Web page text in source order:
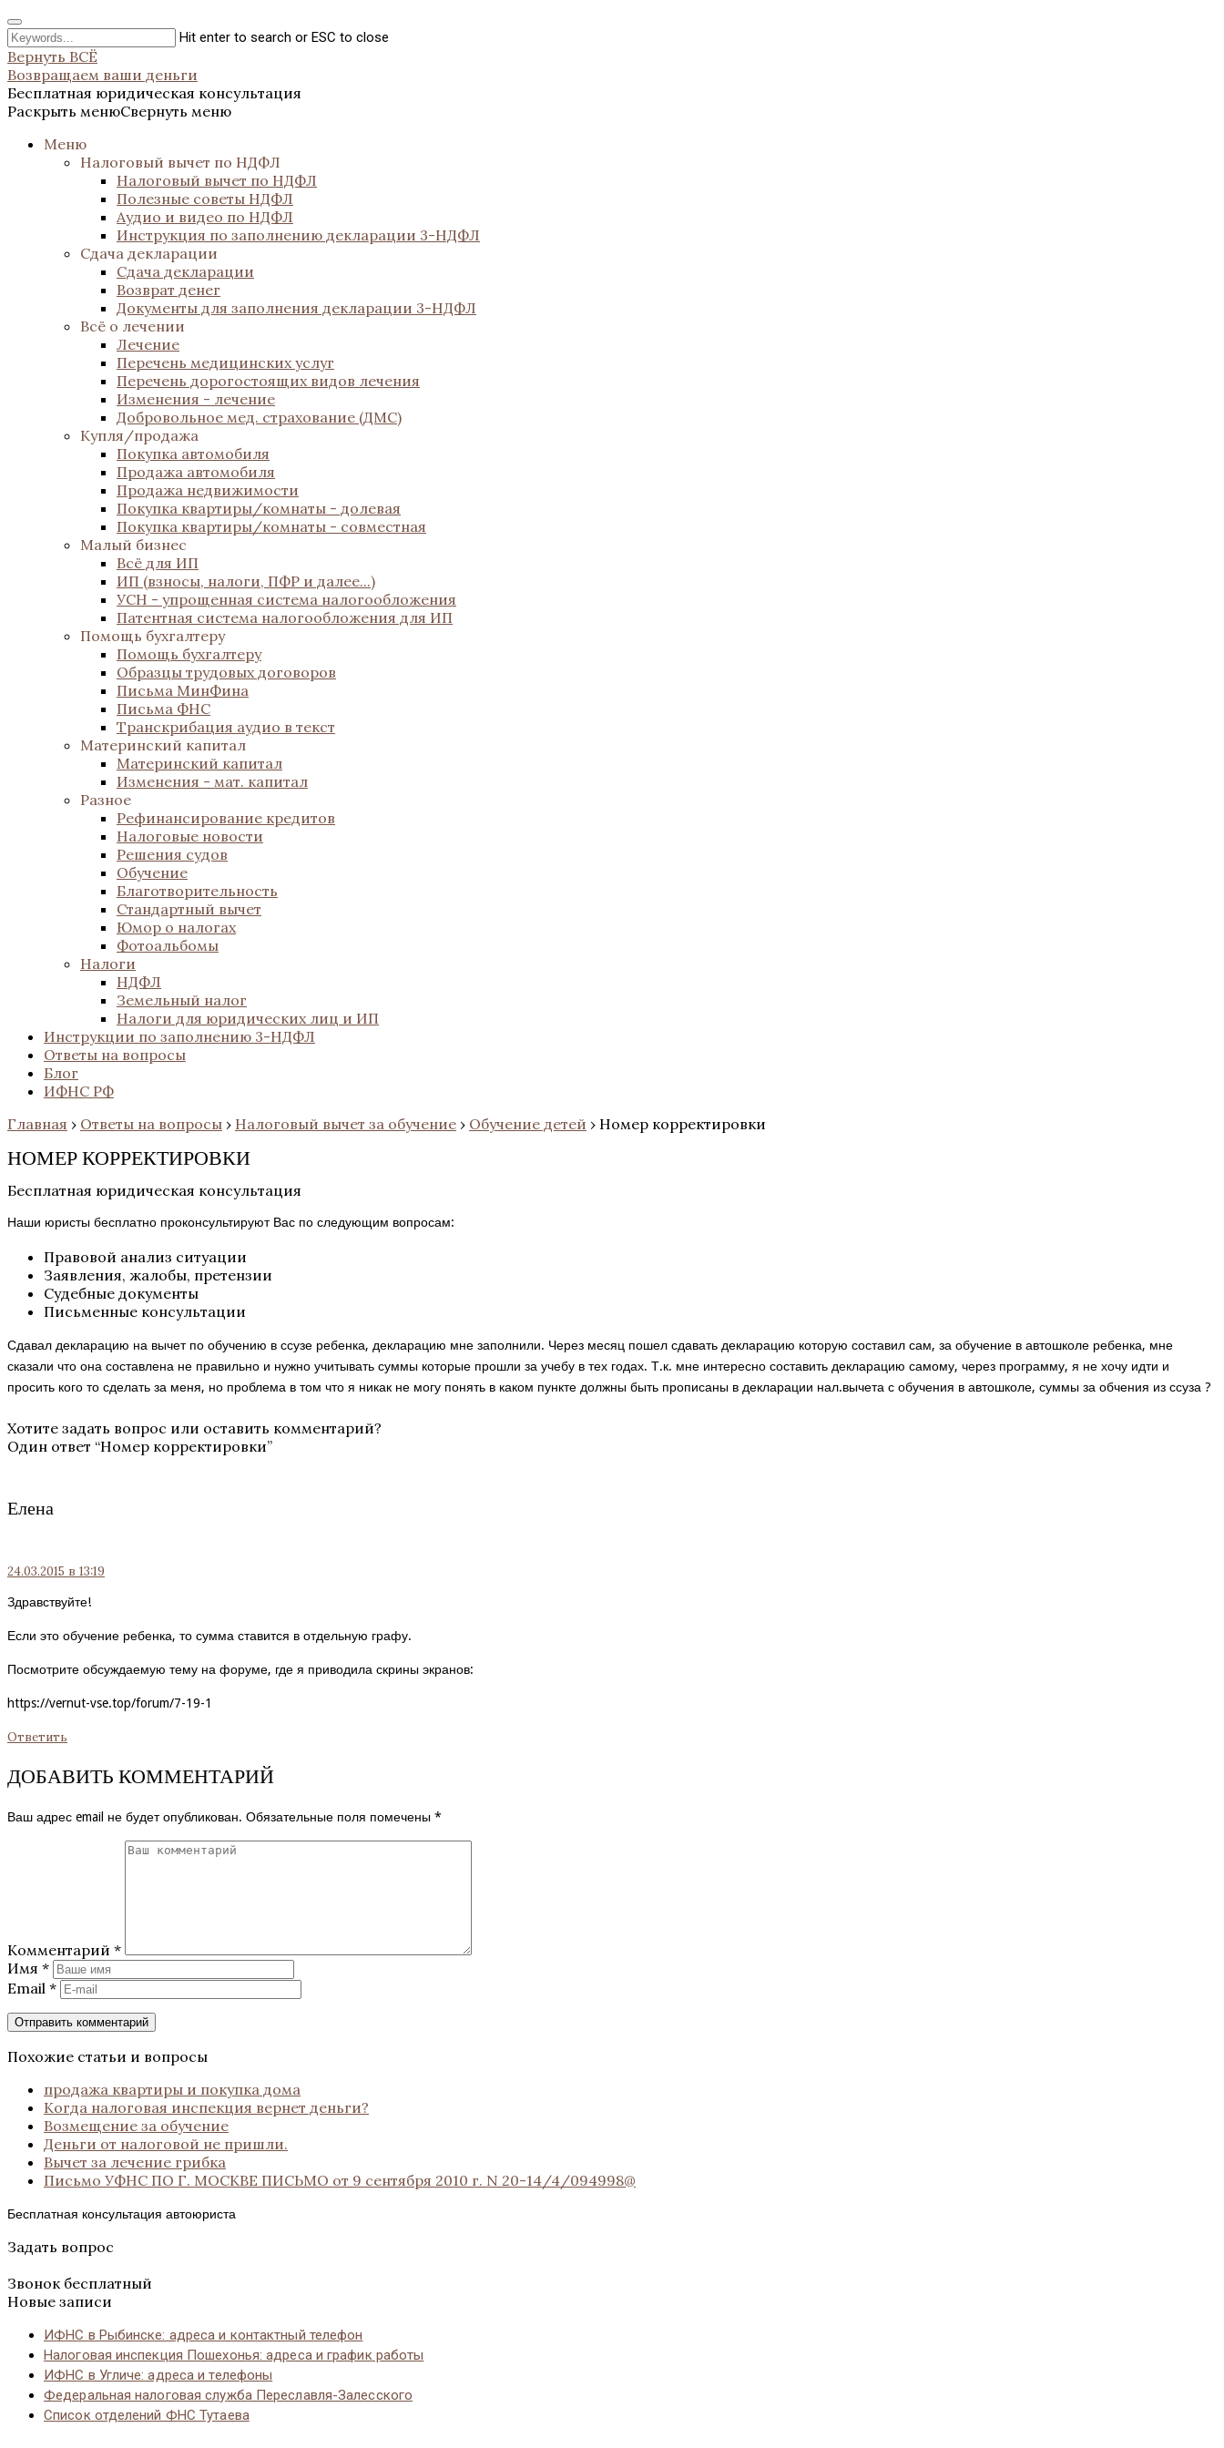
Hit enter to search or ESC to close
Вернуть ВСЁ
Возвращаем ваши деньги
Бесплатная юридическая консультация
Раскрыть менюСвернуть меню
Меню
Налоговый вычет по НДФЛ
Налоговый вычет по НДФЛ
Полезные советы НДФЛ
Аудио и видео по НДФЛ
Инструкция по заполнению декларации 3-НДФЛ
Сдача декларации
Сдача декларации
Возврат денег
Документы для заполнения декларации 3-НДФЛ
Всё о лечении
Лечение
Перечень медицинских услуг
Перечень дорогостоящих видов лечения
Изменения - лечение
Добровольное мед. страхование (ДМС)
Купля/продажа
Покупка автомобиля
Продажа автомобиля
Продажа недвижимости
Покупка квартиры/комнаты - долевая
Покупка квартиры/комнаты - совместная
Малый бизнес
Всё для ИП
ИП (взносы, налоги, ПФР и далее...)
УСН - упрощенная система налогообложения
Патентная система налогообложения для ИП
Помощь бухгалтеру
Помощь бухгалтеру
Образцы трудовых договоров
Письма МинФина
Письма ФНС
Транскрибация аудио в текст
Материнский капитал
Материнский капитал
Изменения - мат. капитал
Разное
Рефинансирование кредитов
Налоговые новости
Решения судов
Обучение
Благотворительность
Стандартный вычет
Юмор о налогах
Фотоальбомы
Налоги
НДФЛ
Земельный налог
Налоги для юридических лиц и ИП
Инструкции по заполнению 3-НДФЛ
Ответы на вопросы
Блог
ИФНС РФ
Главная › Ответы на вопросы › Налоговый вычет за обучение › Обучение детей › Номер корректировки
НОМЕР КОРРЕКТИРОВКИ
Бесплатная юридическая консультация
Наши юристы бесплатно проконсультируют Вас по следующим вопросам:
Правовой анализ ситуации
Заявления, жалобы, претензии
Судебные документы
Письменные консультации
Сдавал декларацию на вычет по обучению в ссузе ребенка, декларацию мне заполнили. Через месяц пошел сдавать декларацию которую составил сам, за обучение в автошколе ребенка, мне
сказали что она составлена не правильно и нужно учитывать суммы которые прошли за учебу в тех годах. Т.к. мне интересно составить декларацию самому, через программу, я не хочу идти и
просить кого то сделать за меня, но проблема в том что я никак не могу понять в каком пункте должны быть прописаны в декларации нал.вычета с обучения в автошколе, суммы за обчения из ссуза ?
Хотите задать вопрос или оставить комментарий?
Один ответ “Номер корректировки”
Елена
24.03.2015 в 13:19
Здравствуйте!
Если это обучение ребенка, то сумма ставится в отдельную графу.
Посмотрите обсуждаемую тему на форуме, где я приводила скрины экранов:
https://vernut-vse.top/forum/7-19-1
Ответить
ДОБАВИТЬ КОММЕНТАРИЙ
Ваш адрес email не будет опубликован. Обязательные поля помечены *
Комментарий *
Имя *
Email *
Похожие статьи и вопросы
продажа квартиры и покупка дома
Когда налоговая инспекция вернет деньги?
Возмещение за обучение
Деньги от налоговой не пришли.
Вычет за лечение грибка
Письмо УФНС ПО Г. МОСКВЕ ПИСЬМО от 9 сентября 2010 г. N 20-14/4/094998@
Бесплатная консультация автоюриста
Задать вопрос
Звонок бесплатный
Новые записи
ИФНС в Рыбинске: адреса и контактный телефон
Налоговая инспекция Пошехонья: адреса и график работы
ИФНС в Угличе: адреса и телефоны
Федеральная налоговая служба Переславля-Залесского
Список отделений ФНС Тутаева